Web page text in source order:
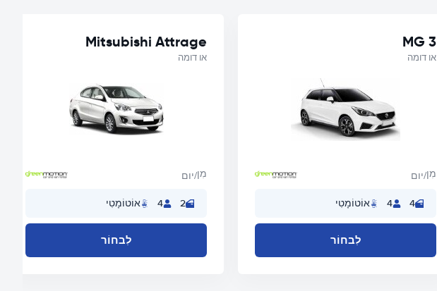
MG 3
או דומה
מִן/יום
4
4 אוֹטוֹמָטִי
לִבחוֹר
Mitsubishi Attrage
או דומה
מִן/יום
2
4 אוֹטוֹמָטִי
לִבחוֹר